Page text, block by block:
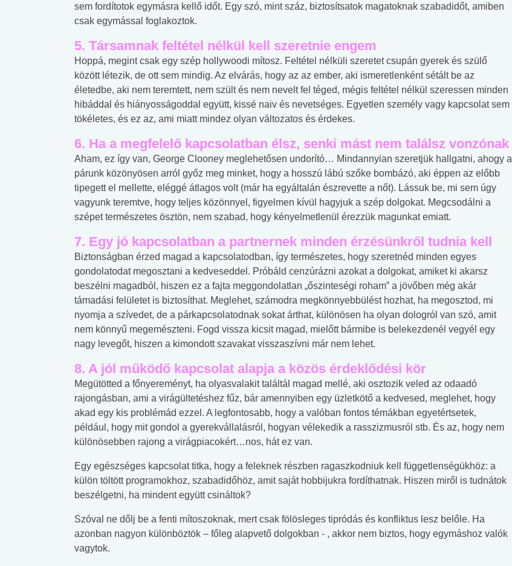
sem fordítotok egymásra kellő időt. Egy szó, mint száz, biztosítsatok magatoknak szabadidőt, amiben
csak egymással foglakoztok.
5. Társamnak feltétel nélkül kell szeretnie engem
Hoppá, megint csak egy szép hollywoodi mítosz. Feltétel nélküli szeretet csupán gyerek és szülő
között létezik, de ott sem mindig. Az elvárás, hogy az az ember, aki ismeretlenként sétált be az
életedbe, aki nem teremtett, nem szült és nem nevelt fel téged, mégis feltétel nélkül szeressen minden
hibáddal és hiányosságoddal együtt, kissé naiv és nevetséges. Egyetlen személy vagy kapcsolat sem
tökéletes, és ez az, ami miatt mindez olyan változatos és érdekes.
6. Ha a megfelelő kapcsolatban élsz, senki mást nem találsz vonzónak
Aham, ez így van, George Clooney meglehetősen undorító… Mindannyian szeretjük hallgatni, ahogy a
párunk közönyösen arról győz meg minket, hogy a hosszú lábú szőke bombázó, aki éppen az előbb
tipegett el mellette, eléggé átlagos volt (már ha egyáltalán észrevette a nőt). Lássuk be, mi sem úgy
vagyunk teremtve, hogy teljes közönnyel, figyelmen kívül hagyjuk a szép dolgokat. Megcsodálni a
szépet természetes ösztön, nem szabad, hogy kényelmetlenül érezzük magunkat emiatt.
7. Egy jó kapcsolatban a partnernek minden érzésünkről tudnia kell
Biztonságban érzed magad a kapcsolatodban, így természetes, hogy szeretnéd minden egyes
gondolatodat megosztani a kedveseddel. Próbáld cenzúrázni azokat a dolgokat, amiket ki akarsz
beszélni magadból, hiszen ez a fajta meggondolatlan „őszinteségi roham” a jövőben még akár
támadási felületet is biztosíthat. Meglehet, számodra megkönnyebbülést hozhat, ha megosztod, mi
nyomja a szívedet, de a párkapcsolatodnak sokat árthat, különösen ha olyan dologról van szó, amit
nem könnyű megemészteni. Fogd vissza kicsit magad, mielőtt bármibe is belekezdenél vegyél egy
nagy levegőt, hiszen a kimondott szavakat visszaszívni már nem lehet.
8. A jól működő kapcsolat alapja a közös érdeklődési kör
Megütötted a főnyereményt, ha olyasvalakit találtál magad mellé, aki osztozik veled az odaadó
rajongásban, ami a virágültetéshez fűz, bár amennyiben egy üzletkötő a kedvesed, meglehet, hogy
akad egy kis problémád ezzel. A legfontosabb, hogy a valóban fontos témákban egyetértsetek,
például, hogy mit gondol a gyerekvállalásról, hogyan vélekedik a rasszizmusról stb. És az, hogy nem
különösebben rajong a virágpiacokért…nos, hát ez van.
Egy egészséges kapcsolat titka, hogy a feleknek részben ragaszkodniuk kell függetlenségükhöz: a
külön töltött programokhoz, szabadidőhöz, amit saját hobbijukra fordíthatnak. Hiszen miről is tudnátok
beszélgetni, ha mindent együtt csináltok?
Szóval ne dőlj be a fenti mítoszoknak, mert csak fölösleges tipródás és konfliktus lesz belőle. Ha
azonban nagyon különböztök – főleg alapvető dolgokban - , akkor nem biztos, hogy egymáshoz valók
vagytok.
Mekkora az ökológiai
lábnyomod?
Elsősegély
tudásteszt
Angol középfokú
nyelvvizsga teszt -
No.42
Internet-függőség
teszt